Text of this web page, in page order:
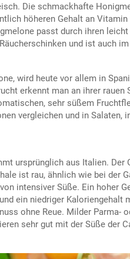
Die schmackhafte
höheren Gehalt an
passt durch ihren
und ist auch
wird heute vor allem in
erkennt man an ihrer rauen
sehr süßem
vergleichen und in Salaten,
ursprünglich aus Italien. Der
ist rau, ähnlich wie bei der
intensiver Süße. Ein hoher
ein niedriger Kaloriengehalt
ohne Reue. Milder Parma-
sehr gut mit der Süße der